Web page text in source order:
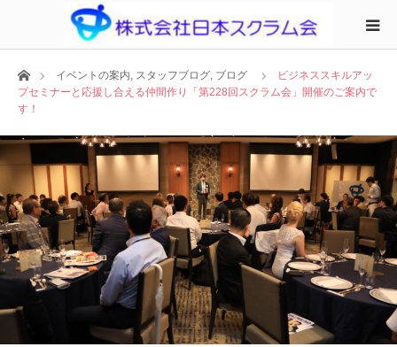
ホームイベントの案内, スタッフブログ, ブログ
ビジネススキルアッ
プセミナーと応援し合える仲間作り「第228回スクラム会」開催のご案内で
す！